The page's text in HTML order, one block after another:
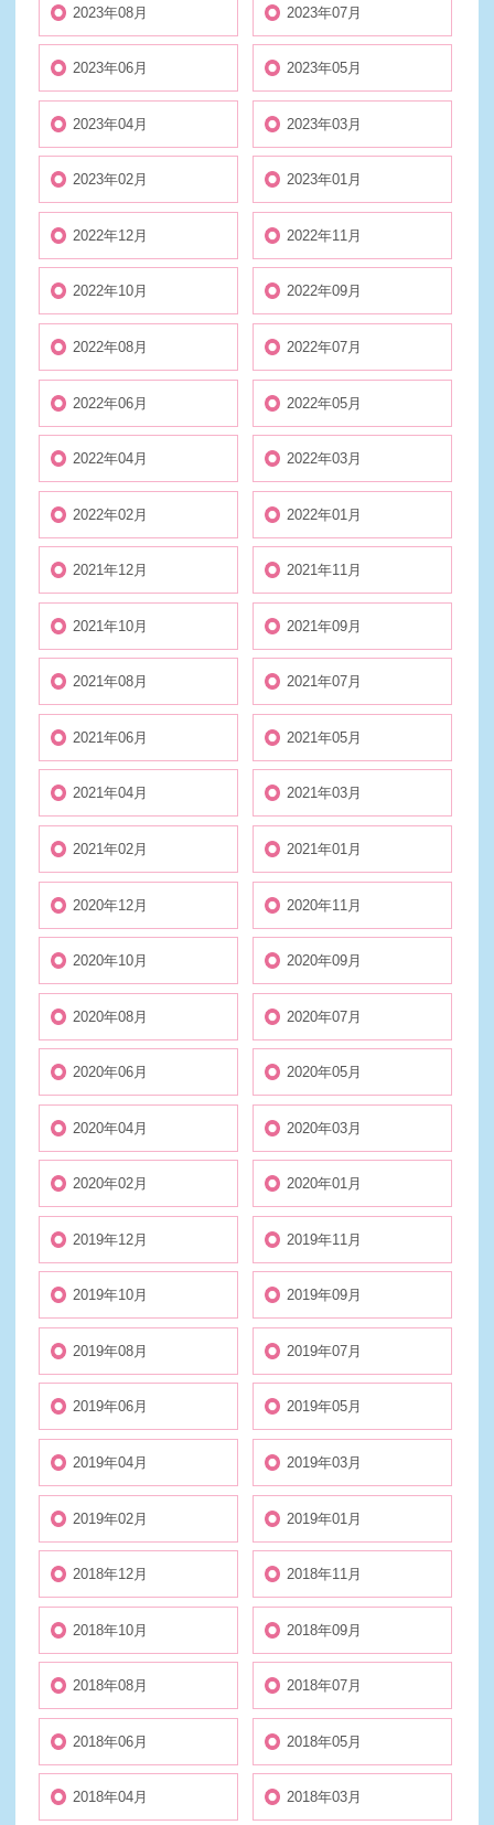
2023年08月 2023年07月
2023年06月 2023年05月
2023年04月 2023年03月
2023年02月 2023年01月
2022年12月 2022年11月
2022年10月 2022年09月
2022年08月 2022年07月
2022年06月 2022年05月
2022年04月 2022年03月
2022年02月 2022年01月
2021年12月 2021年11月
2021年10月 2021年09月
2021年08月 2021年07月
2021年06月 2021年05月
2021年04月 2021年03月
2021年02月 2021年01月
2020年12月 2020年11月
2020年10月 2020年09月
2020年08月 2020年07月
2020年06月 2020年05月
2020年04月 2020年03月
2020年02月 2020年01月
2019年12月 2019年11月
2019年10月 2019年09月
2019年08月 2019年07月
2019年06月 2019年05月
2019年04月 2019年03月
2019年02月 2019年01月
2018年12月 2018年11月
2018年10月 2018年09月
2018年08月 2018年07月
2018年06月 2018年05月
2018年04月 2018年03月